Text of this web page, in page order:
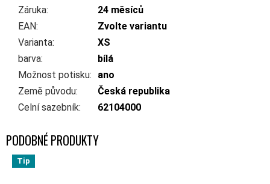
Záruka:
24 měsíců
EAN:
Zvolte variantu
Varianta:
XS
barva:
bílá
Možnost potisku:
ano
Země původu:
Česká republika
Celní sazebník: 62104000
Tip